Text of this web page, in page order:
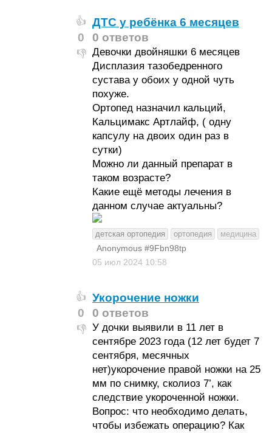
👍
0
👎
ДТС у ребёнка 6 месяцев
0 ответов
Девочки двойняшки 6 месяцев
Дисплазия тазобедренного
сустава у обоих у одной чуть
похуже.
Ортопед назначил кальций,
Кальцимакс Артлайф, ( одну
капсулу на двоих один раз в
сутки)
Можно ли данный препарат в
таком возрасте?
Какие ещё методы лечения в
данном случае актуальны?
детская ортопедия ортопедия медицина
Anonymous #9Fbn98tp
05 июл 2024 10:58
👍
0
👎
Укорочение ножки
0 ответов
У дочки выявили в 11 лет в
сентябре 2023 года (12 лет будет 7
сентября, месячных
нет)укорочение правой ножки на 25
мм по снимку, сколиоз 7’, как
следствие укороченной ножки.
Вопрос: что необходимо делать,
чтобы избежать операцию? Как